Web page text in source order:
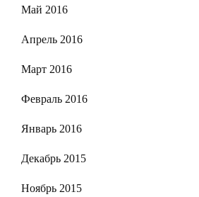
Май 2016
Апрель 2016
Март 2016
Февраль 2016
Январь 2016
Декабрь 2015
Ноябрь 2015